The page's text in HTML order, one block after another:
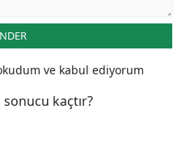
ve kabul ediyorum
kaçtır?